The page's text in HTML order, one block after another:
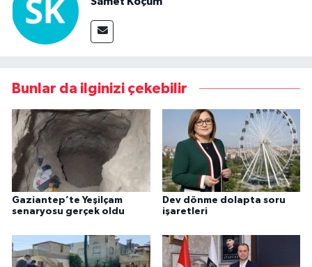
Bunlar da ilginizi çekebilir
Gaziantep’te Yeşilçam
senaryosu gerçek oldu
Dev dönme dolapta soru
işaretleri